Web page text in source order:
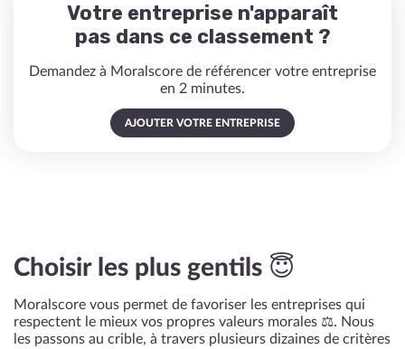
Votre entreprise n'apparaît
pas dans ce classement ?
Demandez à Moralscore de référencer votre entreprise
en 2 minutes.
AJOUTER VOTRE ENTREPRISE
Choisir les plus gentils 😇
Moralscore vous permet de favoriser les entreprises qui
respectent le mieux vos propres valeurs morales ⚖️. Nous
les passons au crible, à travers plusieurs dizaines de critères